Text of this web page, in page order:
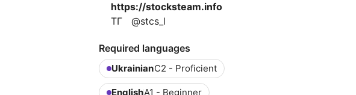
https://stocksteam.info
ТГ @stcs_l
Required languages
UkrainianC2 - Proficient
EnglishA1 - Beginner